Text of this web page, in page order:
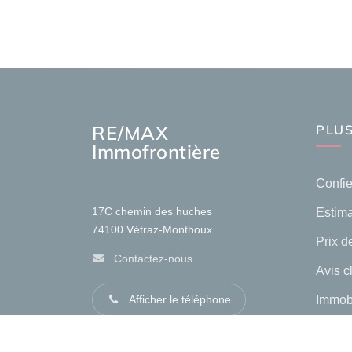
RE/MAX
Immofrontière
17C chemin des huches
74100 Vétraz-Monthoux
Contactez-nous
Afficher le téléphone
Prix
Avis